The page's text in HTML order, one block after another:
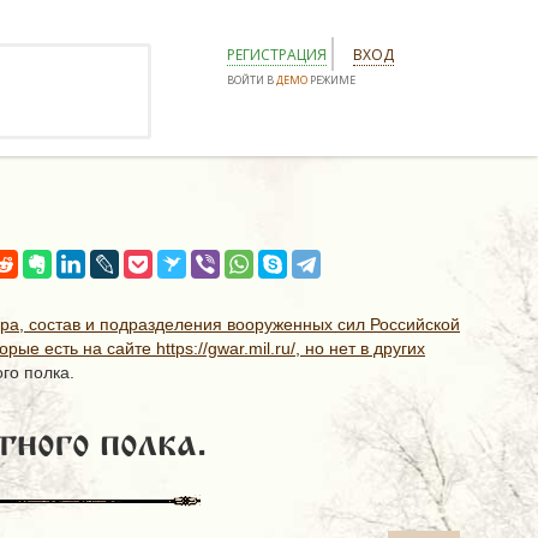
РЕГИСТРАЦИЯ ВХОД
ВОЙТИ ВДЕМО РЕЖИМЕ
состав и подразделения вооруженных сил Российской
есть на сайте https://gwar.mil.ru/, но нет в других
полка.
полка.